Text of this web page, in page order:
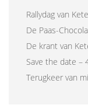
Rallydag van
De Paas-
De krant van
Save the date –
Terugkeer van